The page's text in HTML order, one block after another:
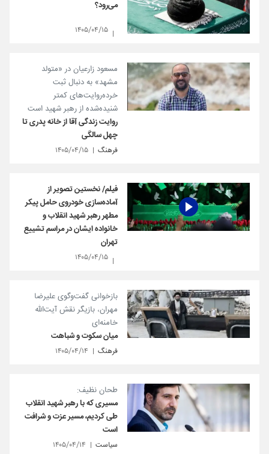
می‌رود؟
۱۴۰۵/۰۴/۱۵
مسعود زارعیان در «متولد
مشهد» به دنبال ثبت
خرده‌روایت‌های کمتر
شنیده‌شده از رهبر شهید است
روایت زندگی آقا از خانه پدری تا
چهل سالگی
فرهنگ ۱۴۰۵/۰۴/۱۵
فیلم/ نخستین تصویر از
آماده‌سازی خودروی حامل پیکر
مطهر رهبر شهید انقلاب و
خانواده ایشان در مراسم تشییع
تهران
۱۴۰۵/۰۴/۱۵
بازخوانی گفت‌وگوی علیرضا
مهران، بازیگر نقش آیت‌الله
خامنه‌ای
میان سکوت و شباهت
فرهنگ ۱۴۰۵/۰۴/۱۴
طحان نظیف:
مسیری که با رهبر شهید انقلاب
طی کردیم، مسیر عزت و شرافت
است
سیاست ۱۴۰۵/۰۴/۱۴